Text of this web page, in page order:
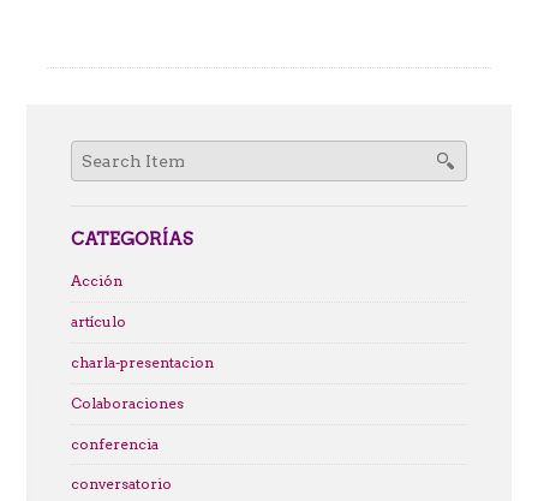
Search
for:
CATEGORÍAS
Acción
artículo
charla-presentacion
Colaboraciones
conferencia
conversatorio